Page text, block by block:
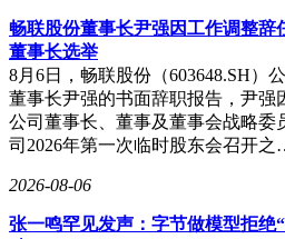
畅联股份董事长尹强因工作调整辞
董事长选举
8月6日，畅联股份（603648.SH）
董事长尹强的书面辞职报告，尹强
公司董事长、董事及董事会战略委
司2026年第一次临时股东会召开
2026-08-06
张一鸣罕见发声：字节做模型拒绝